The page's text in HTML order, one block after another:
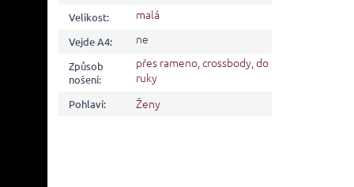
Velikost: malá
Vejde A4: ne
Způsob
nošení:
přes rameno ,crossbody ,do
ruky
Pohlaví: Ženy